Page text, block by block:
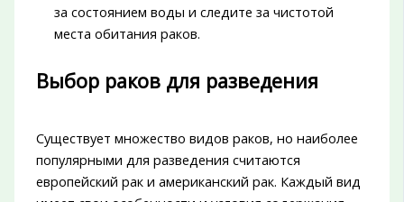
за состоянием воды и следите за чистотой
места обитания раков.
Выбор раков для разведения
Существует множество видов раков, но наиболее
популярными для разведения считаются
европейский рак и американский рак. Каждый вид